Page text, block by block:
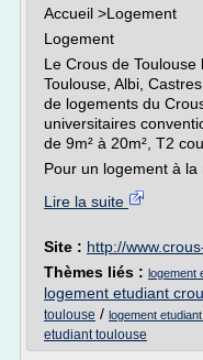
Accueil >Logement
Logement
Le Crous de
Toulouse, Albi,
de logements du
universitaires
de 9m² à 20m², T2
Pour un logement à la
Lire la suite
Site : http://
Thèmes liés : logement
logement etudiant
toulouse / logement
etudiant toulouse